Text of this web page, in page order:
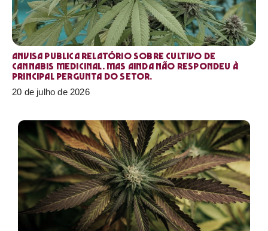
Anvisa publica relatório sobre cultivo de
Cannabis medicinal. Mas ainda não respondeu à
principal pergunta do setor.
20 de julho de 2026